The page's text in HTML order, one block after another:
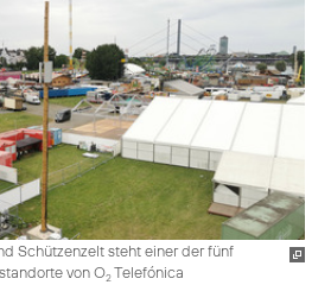
Schützenzelt steht einer der fünf
von O2Telefónica